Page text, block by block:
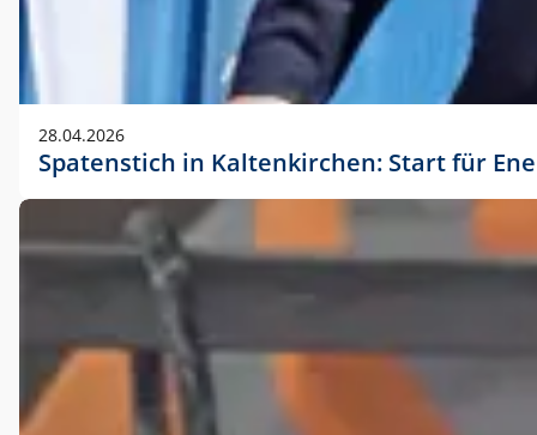
28.04.2026
Spatenstich in Kaltenkirchen: Start für